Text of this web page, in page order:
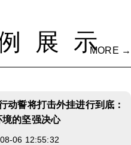
展示
MORE →
动誓将打击外挂进行到底：
的坚强决心
06 12:55:32